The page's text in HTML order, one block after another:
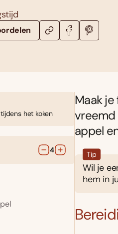
het koken
4
Maak
vreemd
appel
Tip
Wil je
hem in